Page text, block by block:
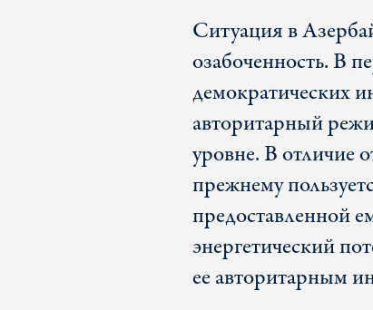
Ситуация в
озабоченность. В
демократических
авторитарный
уровне. В отличие
прежнему
предоставленной
энергетический
ее авторитарным